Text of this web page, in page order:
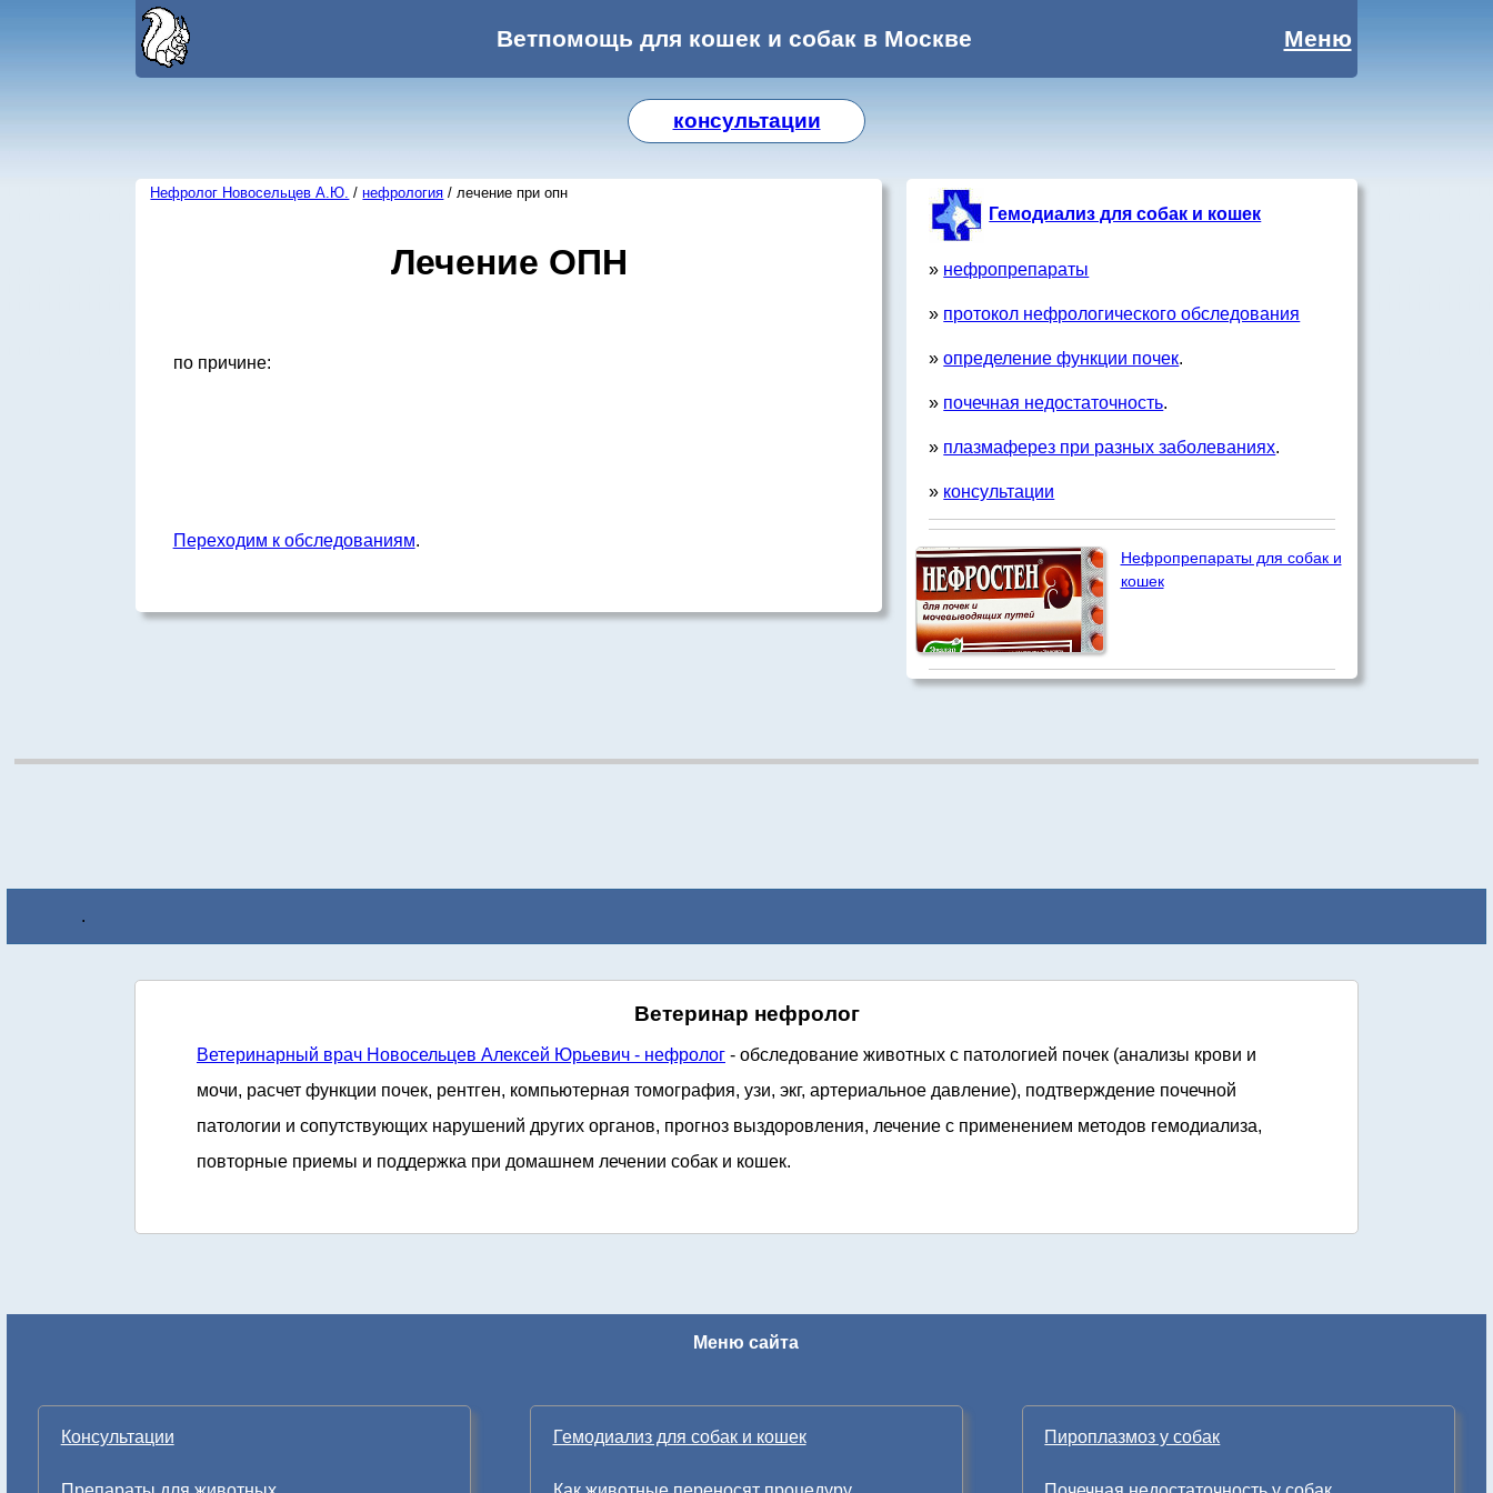
Ветпомощь для кошек и собак в Москве Меню
консультации
Нефролог Новосельцев А.Ю. /нефрология / лечение при опн
Лечение ОПН
по причине:
Переходим к обследованиям.
Гемодиализ для собак и кошек
» нефропрепараты
» протокол нефрологического обследования
»определение функции почек.
» почечная недостаточность.
» плазмаферез при разных заболеваниях.
» консультации
Нефропрепараты для собак и
кошек
.
Ветеринар нефролог
Ветеринарный врач Новосельцев Алексей Юрьевич - нефролог - обследование животных с патологией почек (анализы крови и
мочи, расчет функции почек, рентген, компьютерная томография, узи, экг, артериальное давление), подтверждение почечной
патологии и сопутствующих нарушений других органов, прогноз выздоровления, лечение с применением методов гемодиализа,
повторные приемы и поддержка при домашнем лечении собак и кошек.
Меню сайта
Консультации Гемодиализ для собак и кошек Пироплазмоз у собак